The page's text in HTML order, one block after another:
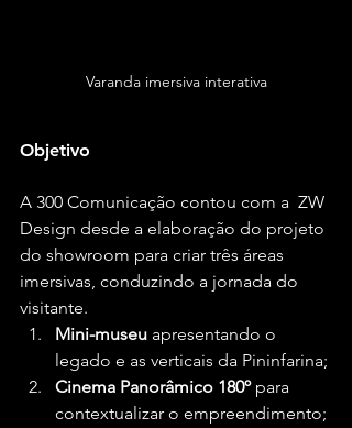
Varanda imersiva interativa
Objetivo
A 300 Comunicação contou com a  ZW
Design desde a elaboração do projeto
do showroom para criar três áreas
imersivas, conduzindo a jornada do
visitante.
Mini-museu apresentando o
legado e as verticais da Pininfarina;
Cinema Panorâmico 180º para
contextualizar o empreendimento;